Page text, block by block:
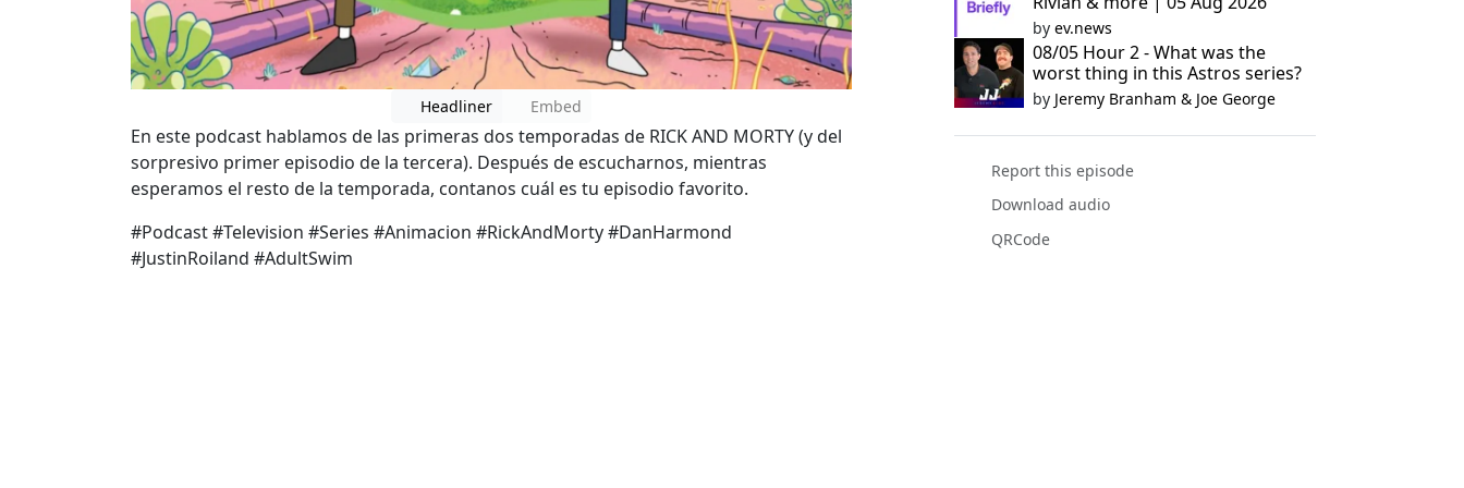
Headliner Embed
En este podcast hablamos de las primeras dos temporadas de RICK AND MORTY (y del
sorpresivo primer episodio de la tercera). Después de escucharnos, mientras
esperamos el resto de la temporada, contanos cuál es tu episodio favorito.
#Podcast #Television #Series #Animacion #RickAndMorty #DanHarmond
#JustinRoiland #AdultSwim
by ev.news
08/05 Hour 2 - What was the
worst thing in this Astros series?
by Jeremy Branham & Joe George
Report this episode
Download audio
QRCode